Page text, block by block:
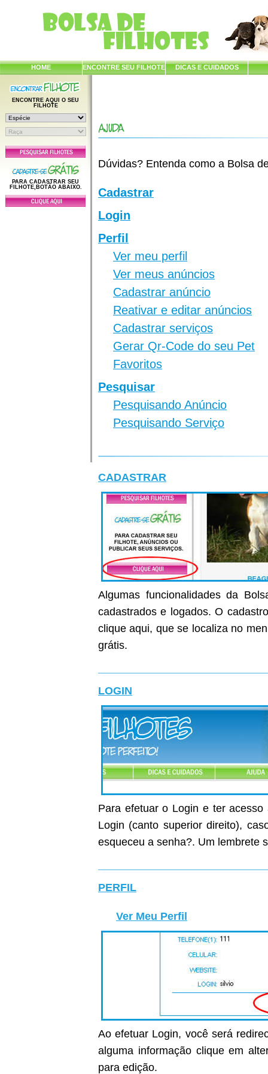
HOME ENCONTRE SEU FILHOTE DICAS E CUIDADOS
ENCONTRE AQUI O SEU
FILHOTE
PARA CADASTRAR SEU
FILHOTE,BOTÃO ABAIXO.
Dúvidas? Entenda como a Bolsa
Cadastrar
Login
Perfil
Ver meu perfil
Ver meus anúncios
Cadastrar anúncio
Reativar e editar anúncios
Cadastrar serviços
Gerar Qr-Code do seu Pet
Favoritos
Pesquisar
Pesquisando Anúncio
Pesquisando Serviço
CADASTRAR
Algumas funcionalidades da
cadastrados e logados. O
clique aqui, que se localiza no
grátis.
LOGIN
Para efetuar o Login e ter
Login (canto superior direito),
esqueceu a senha?. Um
PERFIL
Ver Meu Perfil
Ao efetuar Login, você será
alguma informação clique em
para edição.